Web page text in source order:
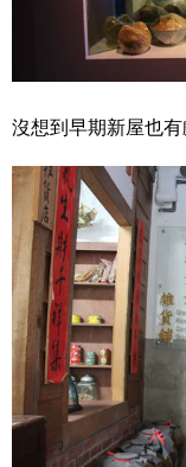
沒想到早期新屋也